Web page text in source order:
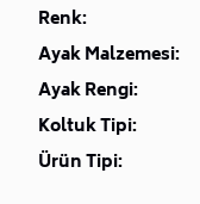
Renk:
Ayak Malzemesi:
Ayak Rengi:
Koltuk Tipi:
Ürün Tipi: